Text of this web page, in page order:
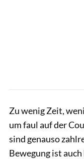
Zu wenig Zeit,
um faul auf der
sind genauso
Bewegung ist auch